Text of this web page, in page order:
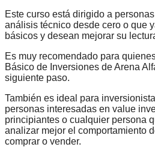
Este curso está dirigido a
análisis técnico desde cero o que
básicos y desean mejorar su
Es muy recomendado para
Básico de Inversiones de Arena
siguiente paso.
También es ideal para
personas interesadas en value
principiantes o cualquier persona
analizar mejor el comportamiento
comprar o vender.